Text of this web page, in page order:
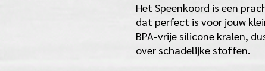
Het Speenkoord is een
dat perfect is voor jouw
BPA-vrije silicone kralen,
over schadelijke stoffen.